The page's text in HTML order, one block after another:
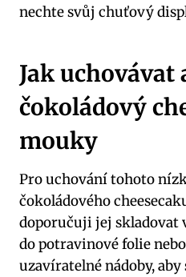
nechte svůj chuťový
Jak
čokoládový⁣
mouky
Pro uchování tohoto
⁣čokoládového
doporučuji⁣ jej skladovat
do ‍potravinové⁤ folie
⁤uzavíratelné ​nádoby,